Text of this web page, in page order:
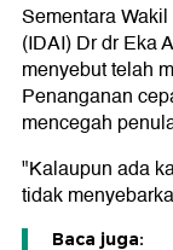
Sementara
(IDAI) Dr dr Eka
menyebut telah
Penanganan
mencegah
"Kalaupun ada
tidak
Baca juga: